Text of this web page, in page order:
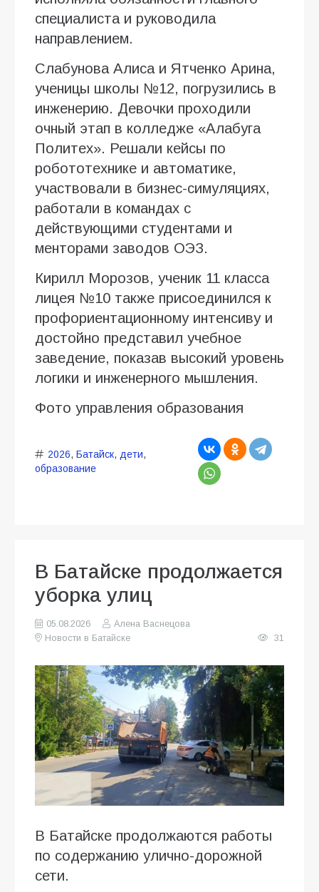
специалиста и руководила
направлением.
Слабунова Алиса и Ятченко Арина,
ученицы школы №12, погрузились в
инженерию. Девочки проходили
очный этап в колледже «Алабуга
Политех». Решали кейсы по
робототехнике и автоматике,
участвовали в бизнес-симуляциях,
работали в командах с
действующими студентами и
менторами заводов ОЭЗ.
Кирилл Морозов, ученик 11 класса
лицея №10 также присоединился к
профориентационному интенсиву и
достойно представил учебное
заведение, показав высокий уровень
логики и инженерного мышления.
Фото управления образования
2026, Батайск, дети,
образование
В Батайске продолжается
уборка улиц
05.08.2026
Алена Васнецова
Новости в Батайске
31
В Батайске продолжаются работы
по содержанию улично-дорожной
сети.